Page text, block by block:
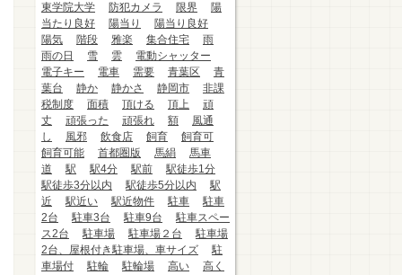
東学院大学
防犯カメラ 限界
陽
当たり良好
陽当り
陽当り良好
陽気
階段 雅楽 集合住宅
雨
雨の日
雪 雲
電動シャッター
電子キー
電車 需要 青葉区
青
葉台
静か 静かさ 静岡市
非課
税制度
面積 頂ける 頂上
頑
丈
頑張った 頑張れ 額
風通
し
風邪 飲食店 飼育
飼育可
飼育可能
首都圏版 馬絹
馬車
道
駅 駅4分 駅前
駅徒歩1分
駅徒歩3分以内
駅徒歩5分以内
駅
近
駅近い 駅近物件 駐車
駐車
2台
駐車3台 駐車9台
駐車スペー
ス2台
駐車場 駐車場２台
駐車場
2台、屋根付き駐車場、車サイズ
駐
車場付
駐輪 駐輪場 高い
高く